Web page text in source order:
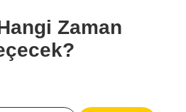
Zaman
Lionsgate